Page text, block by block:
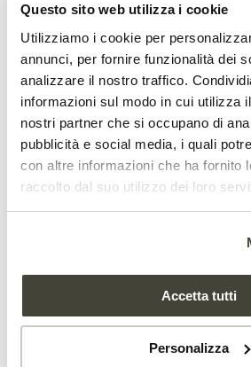
Questo sito web utilizza i cookie
Utilizziamo i cookie per
annunci, per fornire funzionalità dei
analizzare il nostro traffico.
informazioni sul modo in cui utilizza
nostri partner che si occupano di
pubblicità e social media, i quali
con altre informazioni che ha fornito
raccolto dal suo utilizzo dei loro
Accetta tutti
Personalizza
Fertilizzanti nel mirino
Lo studio assume un
importante facendo
strategia di mitigazione
dell’uso dei fertilizzanti
“Global Assessment of Soil
FAOha evidenziatocome